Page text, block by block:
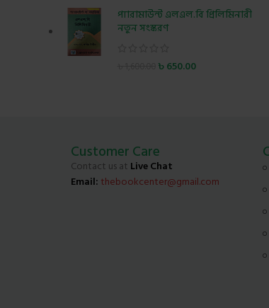
প্যারামাউন্ট এলএল.বি প্রিলিমিনারী
নতুন সংস্করণ
৳650.00
Customer Care
Contact us at Live Chat
Email: thebookcenter@gmail.com